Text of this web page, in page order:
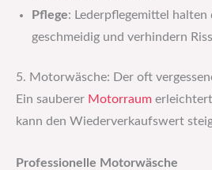
Pflege: Lederpflegemittel halten
geschmeidig und verhindern
5. Motorwäsche: Der oft
Ein sauberer Motorraum
kann den Wiederverkaufswert
Professionelle Motorwäsche